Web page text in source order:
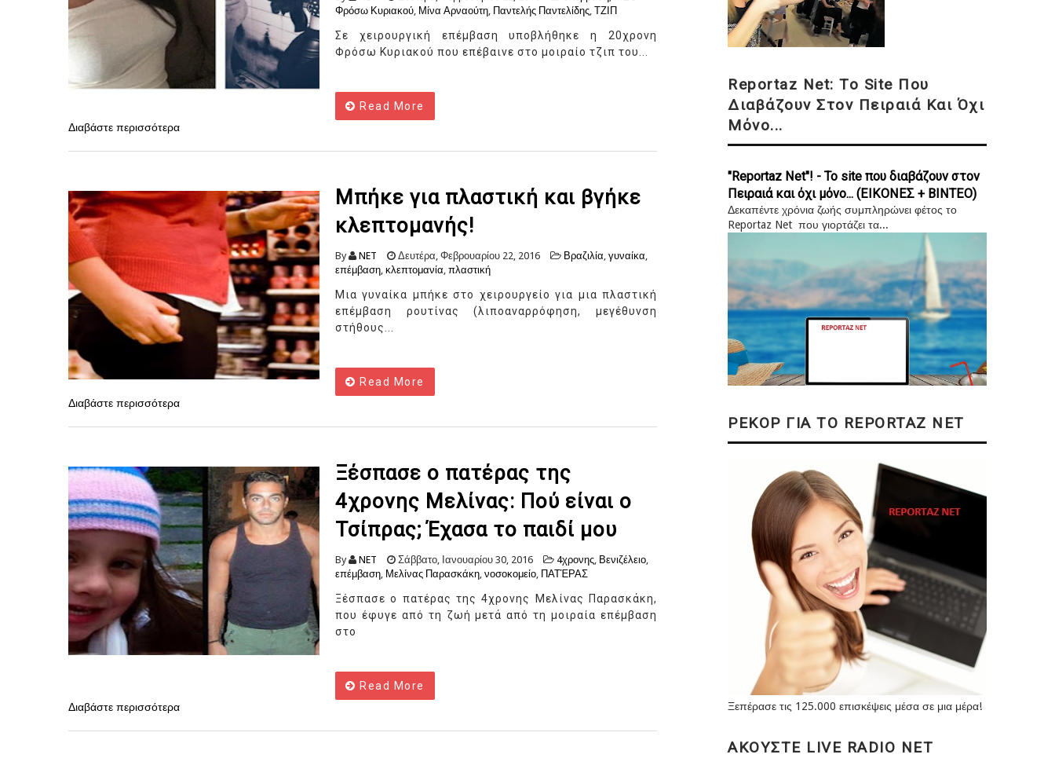
Φρόσω Κυριακού, Μίνα Αρναούτη, Παντελής Παντελίδης, ΤΖΙΠ
Σε χειρουργική επέμβαση υποβλήθηκε η 20χρονη
Φρόσω Κυριακού που επέβαινε στο μοιραίο τζιπ του...
Read More
Διαβάστε περισσότερα
Μπήκε για πλαστική και βγήκε
κλεπτομανής!
By NET Δευτέρα, Φεβρουαρίου 22, 2016 Βραζιλία, γυναίκα,
επέμβαση, κλεπτομανία, πλαστική
Μια γυναίκα μπήκε στο χειρουργείο για μια πλαστική
επέμβαση ρουτίνας (λιποαναρρόφηση, μεγέθυνση
στήθους...
Read More
Διαβάστε περισσότερα
Ξέσπασε ο πατέρας της
4χρονης Μελίνας: Πού είναι ο
Τσίπρας; Έχασα το παιδί μου
By NET Σάββατο, Ιανουαρίου 30, 2016 4χρονης, Βενιζέλειο,
επέμβαση, Μελίνας Παρασκάκη, νοσοκομείο, ΠΑΤΈΡΑΣ
Ξέσπασε ο πατέρας της 4χρονης Μελίνας Παρασκάκη,
που έφυγε από τη ζωή μετά από τη μοιραία επέμβαση
στο
Read More
Διαβάστε περισσότερα
Reportaz Net: Το Site Που
Διαβάζουν Στον Πειραιά Και Όχι
Μόνο...
"Reportaz Net"! - Το site που διαβάζουν στον
Πειραιά και όχι μόνο... (ΕΙΚΟΝΕΣ + ΒΙΝΤΕΟ)
Δεκαπέντε χρόνια ζωής συμπληρώνει φέτος το
Reportaz Net που γιορτάζει τα...
ΡΕΚΟΡ ΓΙΑ ΤΟ REPORTAZ NET
Ξεπέρασε τις 125.000 επισκέψεις μέσα σε μια μέρα!
ΑΚΟΥΣΤΕ LIVE RADIO NET